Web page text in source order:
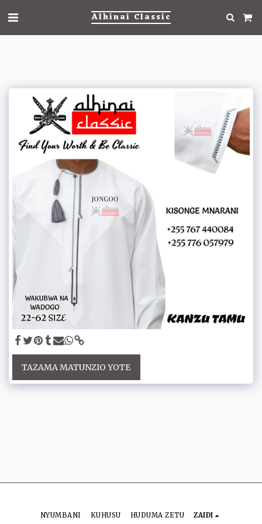
Alhinai Classic
TAZAMA MATUNZIO YOTE
NYUMBANI KUHUSU HUDUMA ZETU ZAIDI